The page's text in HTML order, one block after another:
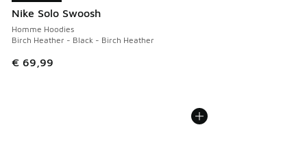
Nike Solo Swoosh
Homme Hoodies
Birch Heather - Black - Birch Heather
€ 69,99